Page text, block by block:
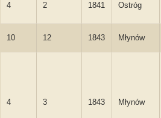
4 2 1841 Ostróg
10 12 1843 Młynów
4 3 1843 Młynów